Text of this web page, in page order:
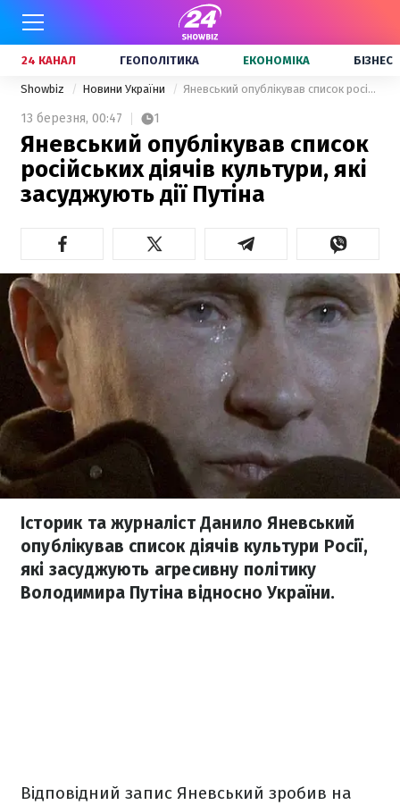
24 КАНАЛ ГЕОПОЛІТИКА ЕКОНОМІКА БІЗНЕС
Showbiz Новини України Яневський опублікував список російських діячів культури, які засуджують дії Путіна
13 березня, 00:47 1
Яневський опублікував список
російських діячів культури, які
засуджують дії Путіна
Історик та журналіст Данило Яневський
опублікував список діячів культури Росії,
які засуджують агресивну політику
Володимира Путіна відносно України.
Відповідний запис Яневський зробив на